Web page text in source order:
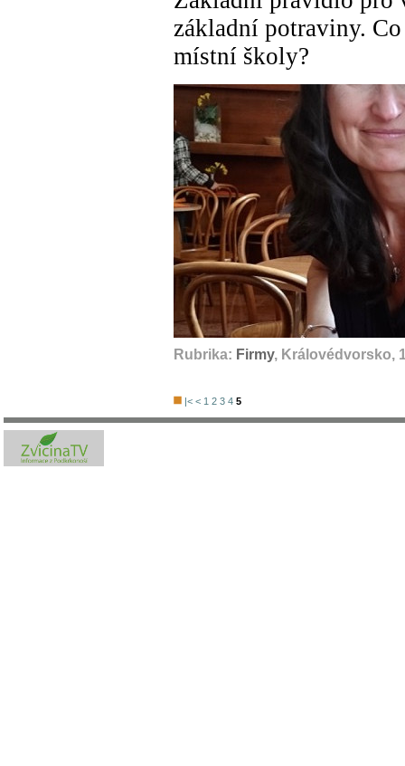
základní potraviny.
místní školy?
Rubrika: Firmy, Královédvorsko,
|< < 1 2 3 4 5